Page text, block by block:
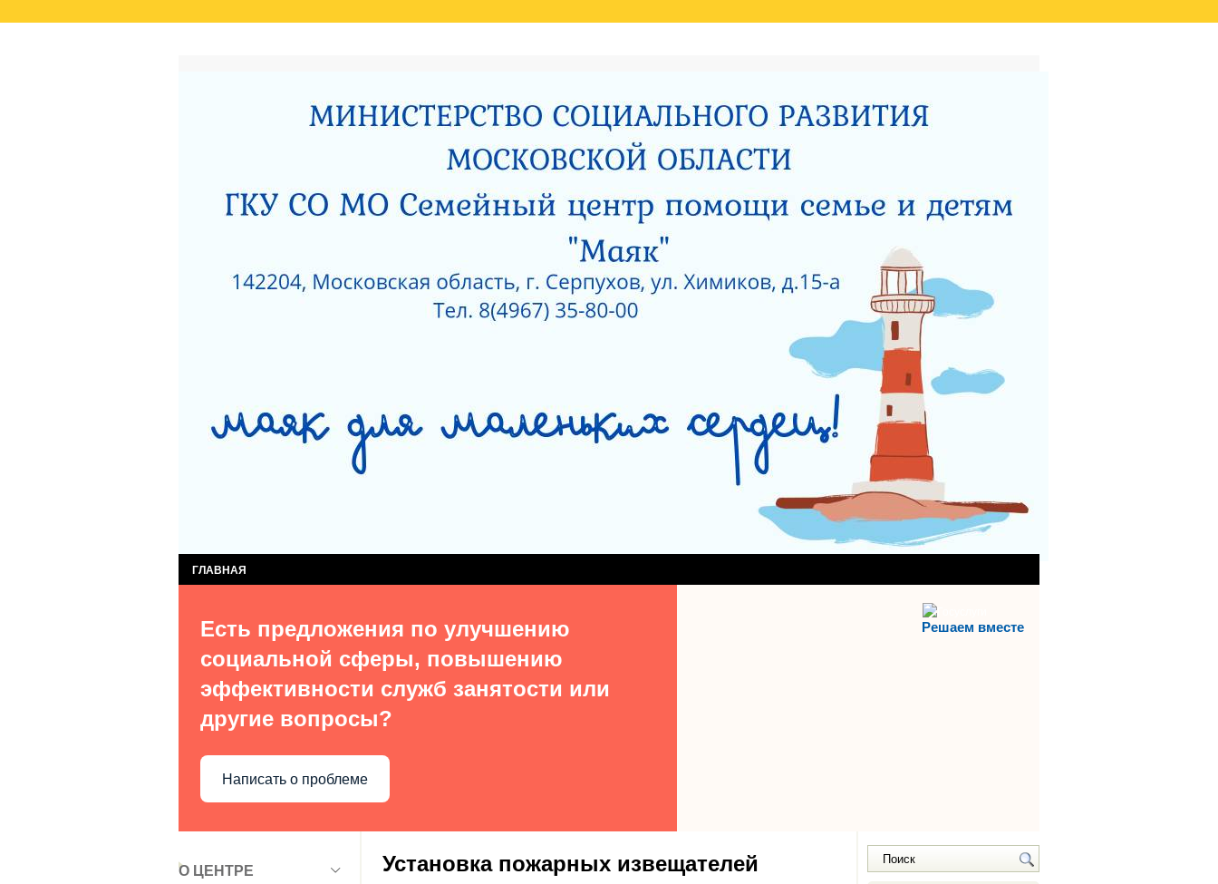
РОДИТЕЛЯМ О ПОЗИТИВНОМ МЫШЛЕНИИ РОДИТЕЛЯМ О ПОЗИТИВНОМ МЫШЛЕНИИ
АКТ ПРОВЕРКИ СЕРПУХОВСКОЙ ГОРОДСКОЙ ПРОКУРАТУРЫ САНИТАРНО — ЭПИДЕМИОЛОГИЧЕСКОЕ ЗАКЛЮЧЕНИЕ ВИДЕО
ПОЛОЖЕНИЕ О ПОПЕЧИТЕЛЬСКОМ СОВЕТЕ ПРИ ГКУСО МО «СЕРПУХОВСКИЙ ГОРОДСКОЙ СОЦИАЛЬНО-РЕАБИЛИТАЦИОННЫЙ ЦЕНТР ДЛЯ
ЗИМНИЕ ЗАБАВЫ ЧТО НУЖНО ЗНАТЬ О КОРРУПЦИИ ЛИЦЕНЗИЯ НА ОСУЩЕСТВЛЕНИЕ МЕДИЦИНСКОЙ ДЕЯТЕЛЬНОСТИ
КАК ЗАЩИТИТЬ РЕБЕНКА ОТ ПАДЕНИЯ ИЗ ОКНА? КАК ЗАЩИТИТЬ РЕБЕНКА ОТ ПАДЕНИЯ ИЗ ОКНА?
ЧТО НУЖНО ЗНАТЬ О КОРРУПЦИИ?
НЕЗАВИСИМАЯ ОЦЕНКА КАЧЕСТВА РАБОТЫ УЧРЕЖДЕНИЙ СОЦИАЛЬНОГО ОБСЛУЖИВАНИЯ, ПОДВЕДОМСТВЕННЫХ МИНИСТЕРСТВУ СОЦИАЛЬНОГО
ДОРОЖНАЯ КАРТА «ПО УЛУЧШЕНИЮ ОКАЗАНИЯ СОЦИАЛЬНЫХ УСЛУГ ПО РЕЗУЛЬТАТАМ НЕЗАВИСИМОЙ ОЦЕНКИ КАЧЕСТВА РАБОТЫ ГКУСО МО
«СЕРПУХОВСКИЙ ГОРОДСКОЙ СОЦИАЛЬНО-РЕАБИЛИТАЦИОННЫЙ ЦЕНТР ДЛЯ НЕСОВЕРШЕННОЛЕТНИХ» (2015 ГОД)
ЗАЩИТА ПРАВ ДЕТЕЙ
ПОРЯДОК ПОДАЧИ ОБРАЩЕНИЯ
СЛУЖБА КОМПЛЕКСНОЙ ПОМОЩИ ДЕТЯМ СЛУЖБА СОПРОВОЖДЕНИЯ ЗАМЕЩАЮЩИХ СЕМЕЙ #15513 (БЕЗ НАЗВАНИЯ)
СЛУЖБА ПОСТИНТЕРНАТНОГО СОПРОВОЖДЕНИЯ ВЫПУСКНИКОВ ИЗ ЧИСЛА ДЕТЕЙ-СИРОТ УЧАСТКОВАЯ СОЦИАЛЬНАЯ СЛУЖБА
ГЛАВНАЯ
Решаем вместе
Есть предложения по улучшению
социальной сферы, повышению
эффективности служб занятости или
другие вопросы?
Написать о проблеме
О ЦЕНТРЕ
Установка пожарных извещателей